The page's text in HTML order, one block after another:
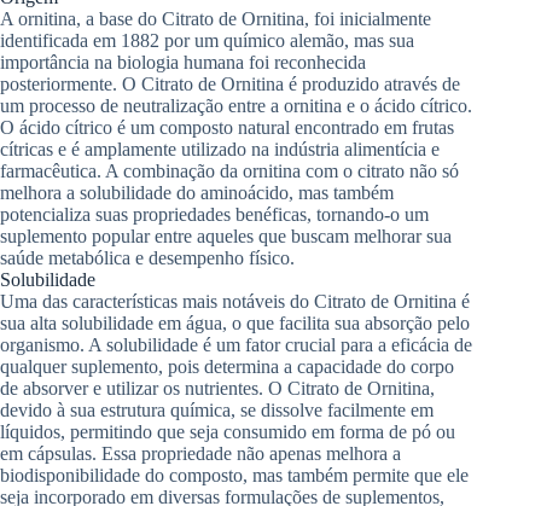
A ornitina, a base do Citrato de Ornitina, foi inicialmente
identificada em 1882 por um químico alemão, mas sua
importância na biologia humana foi reconhecida
posteriormente. O Citrato de Ornitina é produzido através de
um processo de neutralização entre a ornitina e o ácido cítrico.
O ácido cítrico é um composto natural encontrado em frutas
cítricas e é amplamente utilizado na indústria alimentícia e
farmacêutica. A combinação da ornitina com o citrato não só
melhora a solubilidade do aminoácido, mas também
potencializa suas propriedades benéficas, tornando-o um
suplemento popular entre aqueles que buscam melhorar sua
saúde metabólica e desempenho físico.
Solubilidade
Uma das características mais notáveis do Citrato de Ornitina é
sua alta solubilidade em água, o que facilita sua absorção pelo
organismo. A solubilidade é um fator crucial para a eficácia de
qualquer suplemento, pois determina a capacidade do corpo
de absorver e utilizar os nutrientes. O Citrato de Ornitina,
devido à sua estrutura química, se dissolve facilmente em
líquidos, permitindo que seja consumido em forma de pó ou
em cápsulas. Essa propriedade não apenas melhora a
biodisponibilidade do composto, mas também permite que ele
seja incorporado em diversas formulações de suplementos,